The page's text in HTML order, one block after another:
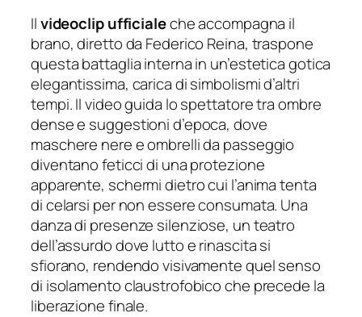
Ilvideoclip ufficialeche accompagna il
brano, diretto da Federico Reina, traspone
questa battaglia interna in un’estetica gotica
elegantissima, carica di simbolismi d’altri
tempi. Il video guida lo spettatore tra ombre
dense e suggestioni d’epoca, dove
maschere nere e ombrelli da passeggio
diventano feticci di una protezione
apparente, schermi dietro cui l’anima tenta
di celarsi per non essere consumata. Una
danza di presenze silenziose, un teatro
dell’assurdo dove lutto e rinascita si
sfiorano, rendendo visivamente quel senso
di isolamento claustrofobico che precede la
liberazione finale.